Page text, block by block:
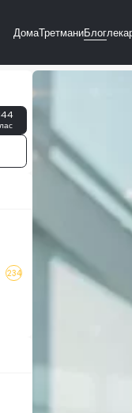
ДомаТретманиБлог
234